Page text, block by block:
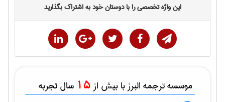
این واژه تخصصی را با دوستان خود به اشتراک بگذارید
موسسه ترجمه البرز با بیش از 15 سال تجربه